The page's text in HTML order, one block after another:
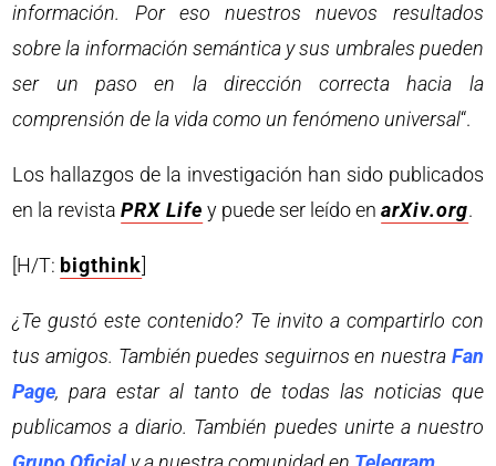
información. Por eso nuestros nuevos resultados
sobre la información semántica y sus umbrales pueden
ser un paso en la dirección correcta hacia la
comprensión de la vida como un fenómeno universal“.
Los hallazgos de la investigación han sido publicados
en la revistaPRX Life y puede ser leído enarXiv.org.
[H/T: bigthink
¿Te gustó este contenido? Te invito a compartirlo con
tus amigos. También puedes seguirnos en nuestra Fan
Page, para estar al tanto de todas las noticias que
publicamos a diario. También puedes unirte a nuestro